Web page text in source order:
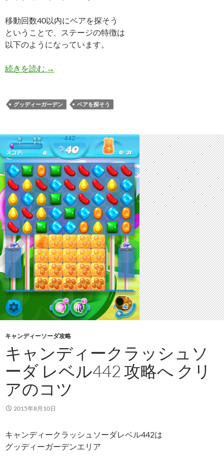
移動回数40以内にベアを探そう
ということで、ステージの特徴は
以下のようになっています。
続きを読む キャンディークラッシュソーダ レベル443 攻略
→
グッディーガーデン ベアを探そう
キャンディーソーダ攻略
キャンディークラッシュソ
ーダ レベル442 攻略へ クリ
アのコツ
2015年8月10日
キャンディークラッシュソーダレベル442は
グッディーガーデンエリア